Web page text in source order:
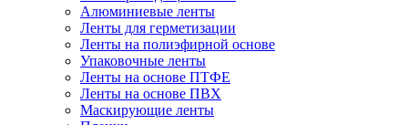
Алюминиевые ленты
Ленты для герметизации
Ленты на полиэфирной основе
Упаковочные ленты
Ленты на основе ПТФЕ
Ленты на основе ПВХ
Маскирующие ленты